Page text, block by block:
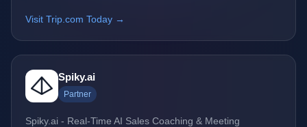
Visit Trip.com Today →
Spiky.ai
Partner
Spiky.ai - Real-Time AI Sales Coaching & Meeting